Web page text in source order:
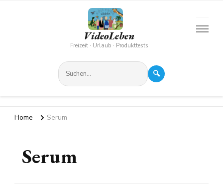
VideoLeben
Freizeit · Urlaub · Produkttests
🔍
Home Serum
Serum